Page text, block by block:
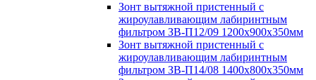
Зонт вытяжной пристенный с
жироулавливающим лабиринтным
фильтром ЗВ-П12/09 1200х900х350мм
Зонт вытяжной пристенный с
жироулавливающим лабиринтным
фильтром ЗВ-П14/08 1400х800х350мм